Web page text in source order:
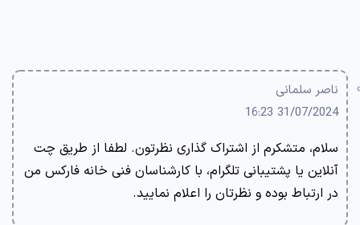
ناصر سلمانی
31/07/2024 16:23
سلام، متشکرم از اشتراک گذاری نظرتون. لطفا از طریق چت
آنلاین یا پشتیبانی تلگرام، با کارشناسان فنی خانه فارکس من
در ارتباط بوده و نظرتان را اعلام نمایید.